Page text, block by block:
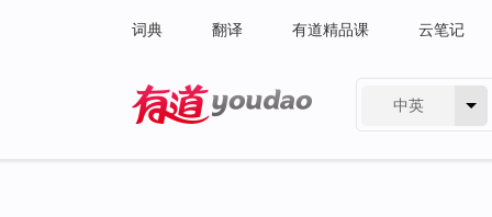
词典 翻译 有道精品课 云笔记
中英